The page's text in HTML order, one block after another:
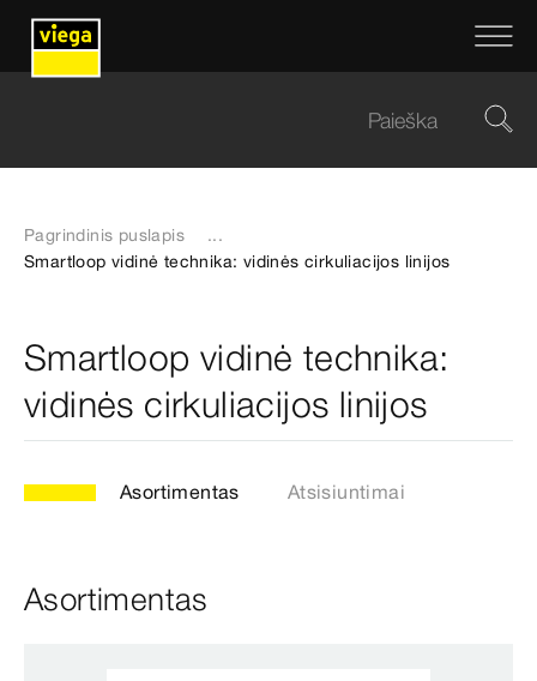
Pagrindinis puslapis
...
Smartloop vidinė technika: vidinės cirkuliacijos linijos
Smartloop vidinė technika:
vidinės cirkuliacijos linijos
Asortimentas Atsisiuntimai
Asortimentas